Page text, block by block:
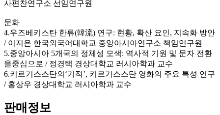
사편찬연구소 선임연구원
문화
4.우즈베키스탄 한류(韓流) 연구: 현황, 확산 요인, 지속화 방안
/ 이지은 한국외국어대학교 중앙아시아연구소 책임연구원
5.중앙아시아 5개국의 정체성 모색: 역사적 기원 및 문자 전환
을중심으로 / 정경택 경상대학교 러시아학과 교수
6.키르기스스탄의‘기적’, 키르기스스탄 영화의 주요 특성 연구
/ 홍상우 경상대학교 러시아학과 교수
판매정보